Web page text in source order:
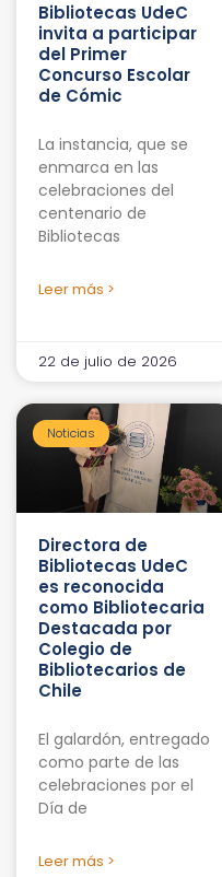
Bibliotecas UdeC
invita a participar
del Primer
Concurso Escolar
de Cómic
La instancia, que se
enmarca en las
celebraciones del
centenario de
Bibliotecas
Leer más >
22 de julio de 2026
Noticias
Directora de
Bibliotecas UdeC
es reconocida
como Bibliotecaria
Destacada por
Colegio de
Bibliotecarios de
Chile
El galardón, entregado
como parte de las
celebraciones por el
Día de
Leer más >